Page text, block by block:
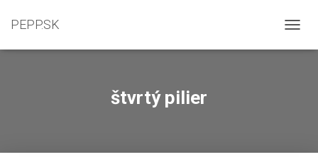
PEPP.SK
štvrtý pilier